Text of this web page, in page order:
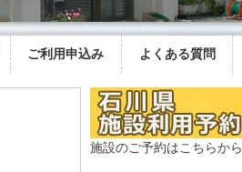
ご利用申込み よくある質問
施設のご予約はこちらから